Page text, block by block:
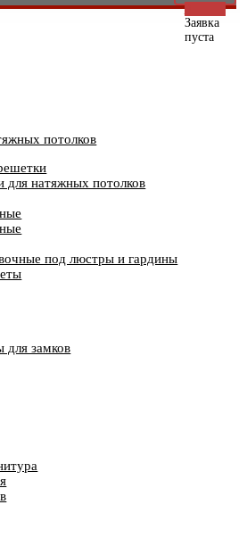
0
Заявка
пуста
потолков
для натяжных потолков
под люстры и гардины
для замков